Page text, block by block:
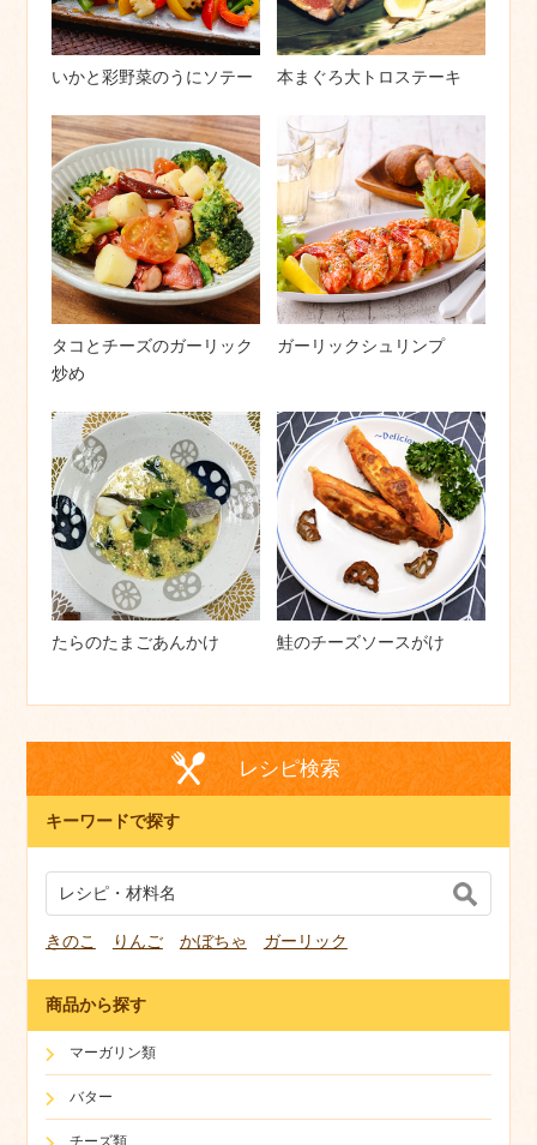
いかと彩野菜のうにソテー 本まぐろ大トロステーキ
タコとチーズのガーリック
炒め
ガーリックシュリンプ
たらのたまごあんかけ 鮭のチーズソースがけ
レシピ検索
キーワードで探す
きのこ りんご かぼちゃ ガーリック
商品から探す
マーガリン類
バター
チーズ類